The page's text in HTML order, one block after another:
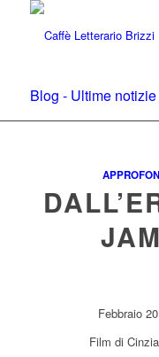
Blog - Ultime notizie
Febbraio
Film di